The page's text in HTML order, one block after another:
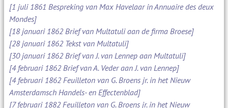
[1 juli 1861 Bespreking van Max Havelaar in Annuaire des deux
Mondes]
[18 januari 1862 Brief van Multatuli aan de firma Broese]
[28 januari 1862 Tekst van Multatuli]
[30 januari 1862 Brief van J. van Lennep aan Multatuli]
[4 februari 1862 Brief van A. Veder aan J. van Lennep]
[4 februari 1862 Feuilleton van G. Broens jr. in het Nieuw
Amsterdamsch Handels- en Effectenblad]
[7 februari 1882 Feuilleton van G. Broens jr. in het Nieuw